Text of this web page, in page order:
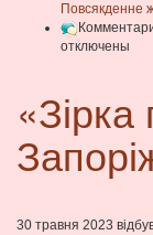
Повсякденне
отключены
30 травня 2023